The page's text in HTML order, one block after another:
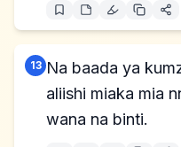
13 Na baada ya
aliishi miaka mia
wana na binti.